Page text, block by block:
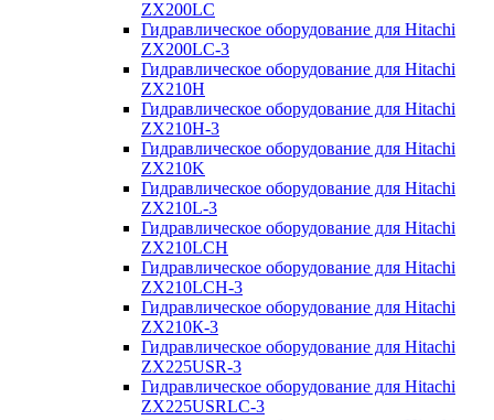
ZX200LC
Гидравлическое оборудование для Hitachi
ZX200LC-3
Гидравлическое оборудование для Hitachi
ZX210H
Гидравлическое оборудование для Hitachi
ZX210H-3
Гидравлическое оборудование для Hitachi
ZX210K
Гидравлическое оборудование для Hitachi
ZX210L-3
Гидравлическое оборудование для Hitachi
ZX210LCH
Гидравлическое оборудование для Hitachi
ZX210LCH-3
Гидравлическое оборудование для Hitachi
ZX210К-3
Гидравлическое оборудование для Hitachi
ZX225USR-3
Гидравлическое оборудование для Hitachi
ZX225USRLC-3